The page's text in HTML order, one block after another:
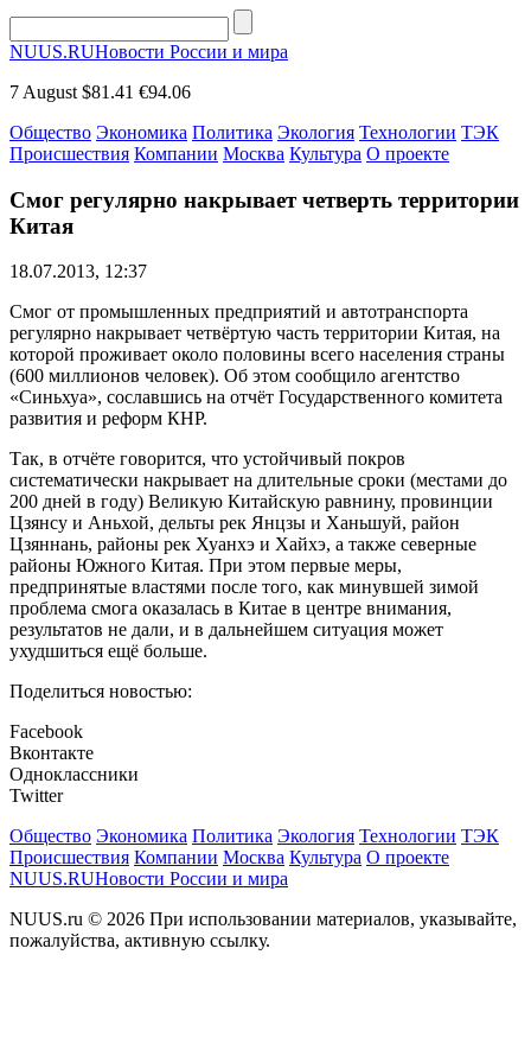
NUUS.RUНовости России и мира
7 August $81.41 €94.06
Общество Экономика Политика Экология Технологии ТЭК
Происшествия Компании Москва Культура О проекте
Смог регулярно накрывает четверть территории
Китая
18.07.2013, 12:37
Смог от промышленных предприятий и автотранспорта
регулярно накрывает четвёртую часть территории Китая, на
которой проживает около половины всего населения страны
(600 миллионов человек). Об этом сообщило агентство
«Синьхуа», сославшись на отчёт Государственного комитета
развития и реформ КНР.
Так, в отчёте говорится, что устойчивый покров
систематически накрывает на длительные сроки (местами до
200 дней в году) Великую Китайскую равнину, провинции
Цзянсу и Аньхой, дельты рек Янцзы и Ханьшуй, район
Цзяннань, районы рек Хуанхэ и Хайхэ, а также северные
районы Южного Китая. При этом первые меры,
предпринятые властями после того, как минувшей зимой
проблема смога оказалась в Китае в центре внимания,
результатов не дали, и в дальнейшем ситуация может
ухудшиться ещё больше.
Поделиться новостью:
Facebook
Вконтакте
Одноклассники
Twitter
Общество Экономика Политика Экология Технологии ТЭК
Происшествия Компании Москва Культура О проекте
NUUS.RUНовости России и мира
NUUS.ru © 2026 При использовании материалов, указывайте,
пожалуйства, активную ссылку.